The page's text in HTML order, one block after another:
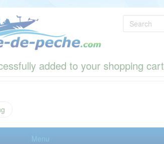
added to your shopping cart
Menu